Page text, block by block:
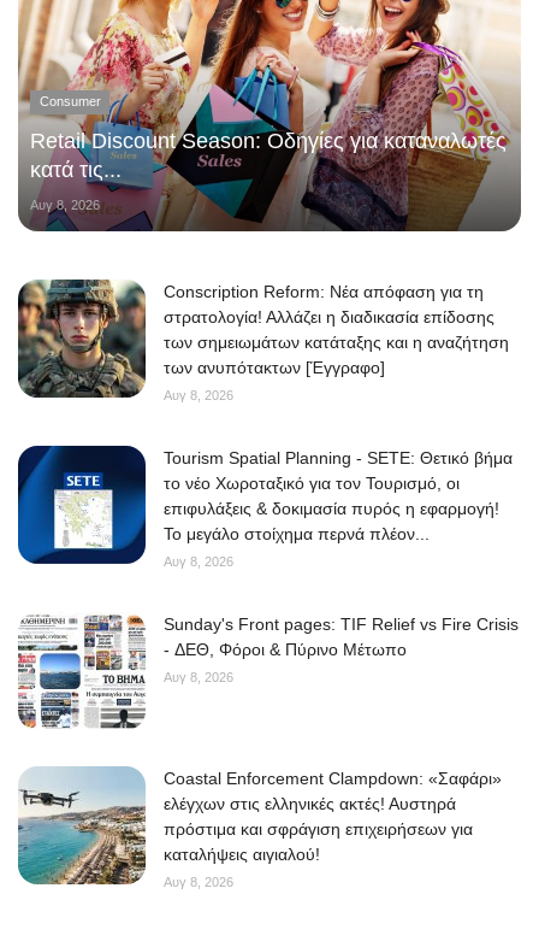
Consumer
Retail Discount Season: Οδηγίες για καταναλωτές
κατά τις...
Αυγ 8, 2026
Conscription Reform: Νέα απόφαση για τη
στρατολογία! Αλλάζει η διαδικασία επίδοσης
των σημειωμάτων κατάταξης και η αναζήτηση
των ανυπότακτων [Έγγραφο]
Αυγ 8, 2026
Tourism Spatial Planning - SETE: Θετικό βήμα
το νέο Χωροταξικό για τον Τουρισμό, οι
επιφυλάξεις & δοκιμασία πυρός η εφαρμογή!
Το μεγάλο στοίχημα περνά πλέον...
Αυγ 8, 2026
Sunday's Front pages: TIF Relief vs Fire Crisis
- ΔΕΘ, Φόροι & Πύρινο Μέτωπο
Αυγ 8, 2026
Coastal Enforcement Clampdown: «Σαφάρι»
ελέγχων στις ελληνικές ακτές! Αυστηρά
πρόστιμα και σφράγιση επιχειρήσεων για
καταλήψεις αιγιαλού!
Αυγ 8, 2026